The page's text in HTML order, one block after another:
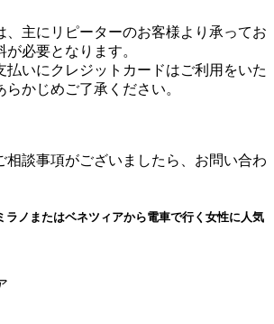
、主にリピーターのお客様より承ってお
必要となります。
払いにクレジットカードはご利用をいた
かじめご了承ください。
相談事項がございましたら、お問い合わ
ラノまたはベネツィアから電車で行く女性に人気